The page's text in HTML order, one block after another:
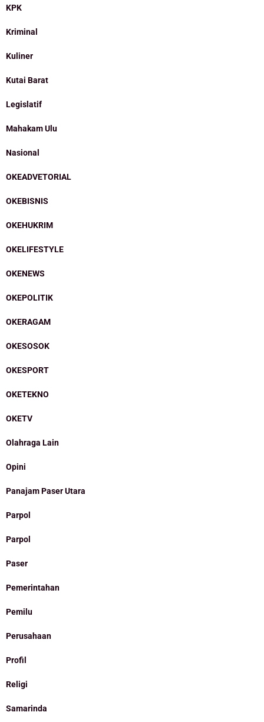
KPK
Kriminal
Kuliner
Kutai Barat
Legislatif
Mahakam Ulu
Nasional
OKEADVETORIAL
OKEBISNIS
OKEHUKRIM
OKELIFESTYLE
OKENEWS
OKEPOLITIK
OKERAGAM
OKESOSOK
OKESPORT
OKETEKNO
OKETV
Olahraga Lain
Opini
Panajam Paser Utara
Parpol
Parpol
Paser
Pemerintahan
Pemilu
Perusahaan
Profil
Religi
Samarinda